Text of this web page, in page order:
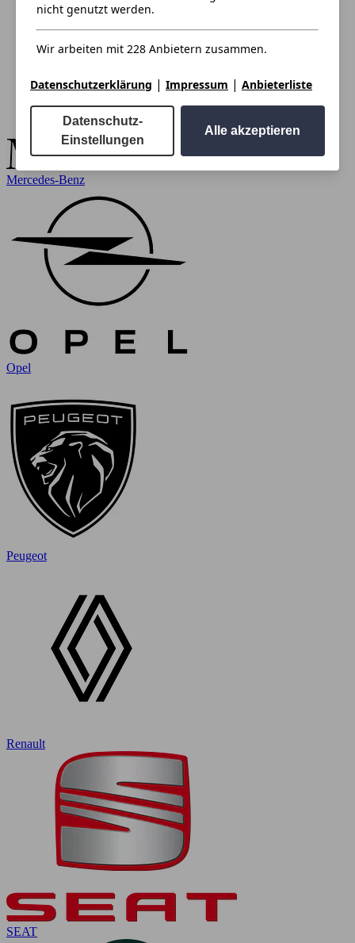
Mercedes-Benz
Opel
Peugeot
Renault
SEAT
nicht genutzt werden.
Wir arbeiten mit 228 Anbietern zusammen.
Datenschutzerklärung | Impressum | Anbieterliste
Datenschutz-
Einstellungen
Alle akzeptieren